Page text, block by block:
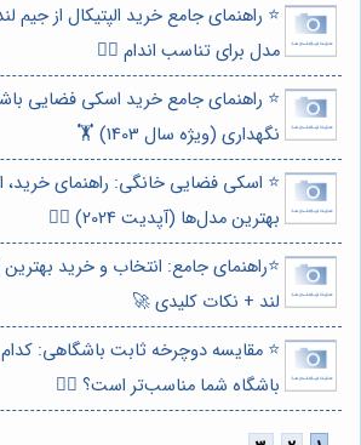
⭐️ راهنمای جامع خرید الپتیکال از جیم
مدل برای تناسب اندام 🏃‍♀️
⭐️ راهنمای جامع خرید اسکی فضایی
نگهداری (ویژه سال 1403) 🏋️
⭐️ اسکی فضایی خانگی: راهنمای خرید،
بهترین مدل‌ها (آپدیت 2024) 🏃‍♀️
⭐️راهنمای جامع: انتخاب و خرید
لند + نکات کلیدی 🚀
⭐️ مقایسه دوچرخه ثابت باشگاهی:
باشگاه شما مناسب‌تر است؟ 🏋️‍♀️